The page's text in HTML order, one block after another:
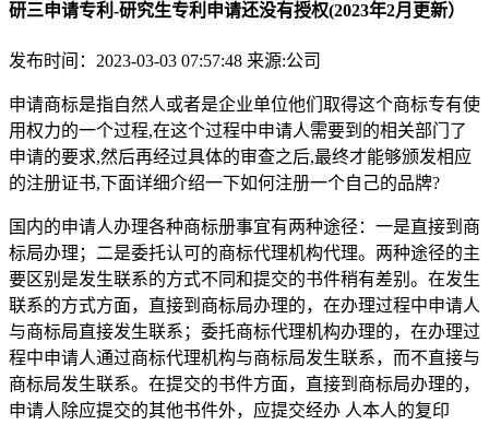
研三申请专利-研究生专利申请还没有授权(2023年2月更新）
发布时间：2023-03-03 07:57:48 来源:公司
申请商标是指自然人或者是企业单位他们取得这个商标专有使
用权力的一个过程,在这个过程中申请人需要到的相关部门了
申请的要求,然后再经过具体的审查之后,最终才能够颁发相应
的注册证书,下面详细介绍一下如何注册一个自己的品牌?
国内的申请人办理各种商标册事宜有两种途径：一是直接到商
标局办理；二是委托认可的商标代理机构代理。两种途径的主
要区别是发生联系的方式不同和提交的书件稍有差别。在发生
联系的方式方面，直接到商标局办理的，在办理过程中申请人
与商标局直接发生联系；委托商标代理机构办理的，在办理过
程中申请人通过商标代理机构与商标局发生联系，而不直接与
商标局发生联系。在提交的书件方面，直接到商标局办理的，
申请人除应提交的其他书件外，应提交经办 人本人的复印